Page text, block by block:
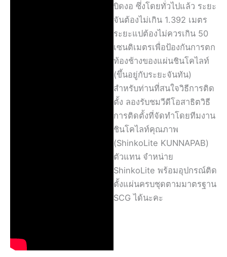
บิดงอ ซึ่งโดยทั่วไปแล้ว ระยะ
จันต้องไม่เกิน 1.392 เมตร
ระยะแปต้องไม่ควรเกิน 50
เซนติเมตรเพื่อป้องกันการตก
ท้องช้างของแผ่นชินโคไลท์
(ขึ้นอยู่กับระยะจันทัน)
สำหรับท่านที่สนใจวิธีการติด
ตั้ง ลองรับชมวีดีโอสาธิตวิธี
การติดตั้งที่จัดทำโดยทีมงาน
ชินโคไลท์คุณภาพ
(ShinkoLite KUNNAPAB)
ตัวแทน จำหน่าย
ShinkoLite พร้อมอุปกรณ์ติด
ตั้งแผ่นครบชุดตามมาตรฐาน
SCG ได้นะคะ